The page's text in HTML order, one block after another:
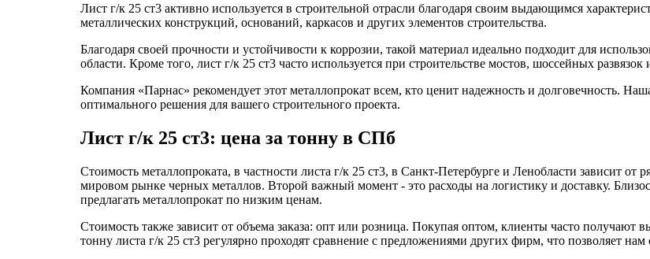
Лист г/к 25 ст3 активно используется в строительной отрасли благодаря своим выдающимся
металлических конструкций, оснований, каркасов и других элементов строительства.
Благодаря своей прочности и устойчивости к коррозии, такой материал идеально подходит для
области. Кроме того, лист г/к 25 ст3 часто используется при строительстве мостов, шоссейных
Компания «Парнас» рекомендует этот металлопрокат всем, кто ценит надежность и долговечность.
оптимального решения для вашего строительного проекта.
Лист г/к 25 ст3: цена за тонну в СПб
Стоимость металлопроката, в частности листа г/к 25 ст3, в Санкт-Петербурге и Ленобласти зависит
мировом рынке черных металлов. Второй важный момент - это расходы на логистику и доставку.
предлагать металлопрокат по низким ценам.
Стоимость также зависит от объема заказа: опт или розница. Покупая оптом, клиенты часто
тонну листа г/к 25 ст3 регулярно проходят сравнение с предложениями других фирм, что позволяет